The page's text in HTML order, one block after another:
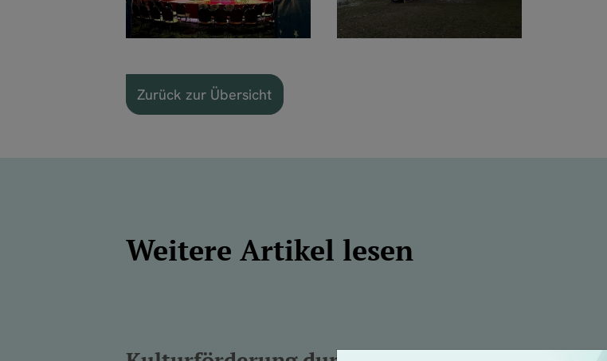
Zurück zur Übersicht
Weitere Artikel lesen